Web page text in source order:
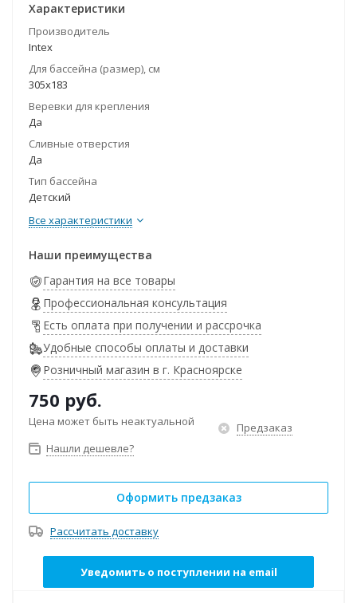
Характеристики
Производитель
Intex
Для бассейна (размер), см
305х183
Веревки для крепления
Да
Сливные отверстия
Да
Тип бассейна
Детский
Все характеристики
Наши преимущества
Гарантия на все товары
Профессиональная консультация
Есть оплата при получении и рассрочка
Удобные способы оплаты и доставки
Розничный магазин в г. Красноярске
750 руб.
Цена может быть неактуальной
Предзаказ
Нашли дешевле?
Оформить предзаказ
Рассчитать доставку
Уведомить о поступлении на email